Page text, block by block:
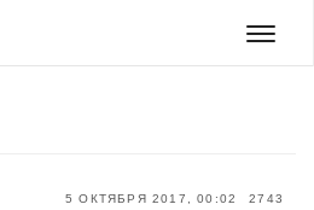
Меню
5 ОКТЯБРЯ 2017, 00:02 2743